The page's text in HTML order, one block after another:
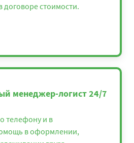
стоимости.
менеджер-логист 24/7
телефону и в
в оформлении,